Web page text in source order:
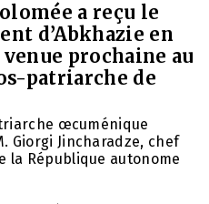
a reçu le
d’Abkhazie en
prochaine au
patriarche de
œcuménique
Giorgi Jincharadze, chef
la République autonome